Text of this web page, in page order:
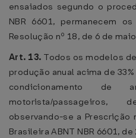
ensaiados segundo o
NBR 6601, permanecem
Resolução nº 18, de 6 de
Art. 13. Todos os modelos
produção anual acima de
condicionamento
motorista/passageiros,
observando-se a Prescrição
Brasileira ABNT NBR 6601,